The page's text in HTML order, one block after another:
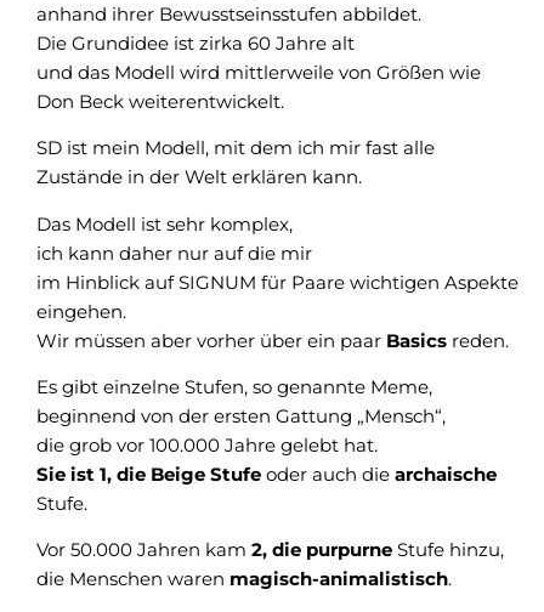
anhand ihrer Bewusstseinsstufen abbildet.
Die Grundidee ist zirka 60 Jahre alt
und das Modell wird mittlerweile von Größen wie
Don Beck weiterentwickelt.
SD ist mein Modell, mit dem ich mir fast alle
Zustände in der Welt erklären kann.
Das Modell ist sehr komplex,
ich kann daher nur auf die mir
im Hinblick auf SIGNUM für Paare wichtigen Aspekte
eingehen.
Wir müssen aber vorher über ein paar Basics reden.
Es gibt einzelne Stufen, so genannte Meme,
beginnend von der ersten Gattung „Mensch“,
die grob vor 100.000 Jahre gelebt hat.
Sie ist 1, die Beige Stufe oder auch die archaische
Stufe.
Vor 50.000 Jahren kam 2, die purpurne Stufe hinzu,
die Menschen waren magisch-animalistisch.